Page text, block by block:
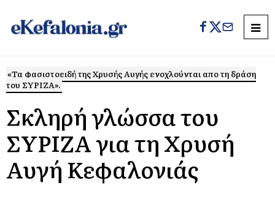
«Τα φασιστοειδή της Χρυσής Αυγής ενοχλούνται απο τη δράση
του ΣΥΡΙΖΑ».
Σκληρή γλώσσα του
ΣΥΡΙΖΑ για τη Χρυσή
Αυγή Κεφαλονιάς